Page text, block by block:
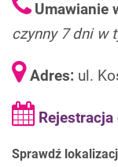
Umawianie
czynny 7 dni w
Adres: ul.
Sprawdź